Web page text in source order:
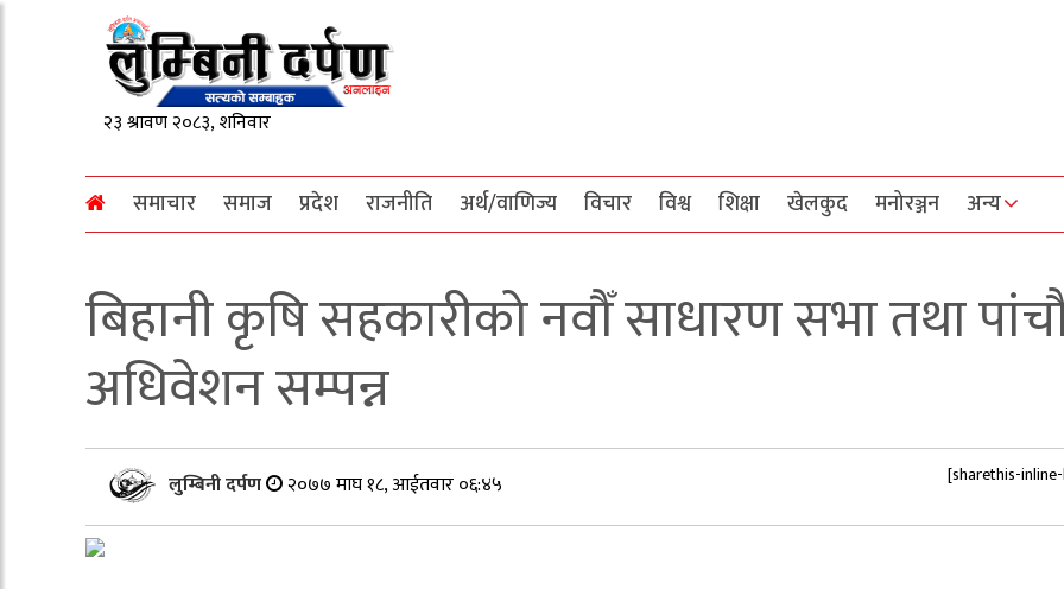
समाचार समाज प्रदेश राजनीति अर्थ/वाणिज्य विचार विश्व शिक्षा खेलकुद मनोरञ्जन अन्य
बिहानी कृषि सहकारीको नवौँ साधारण सभा तथा
अधिवेशन सम्पन्न
लुम्बिनी दर्पण २०७७ माघ १८, आईतवार ०६:४५ [sharethis-